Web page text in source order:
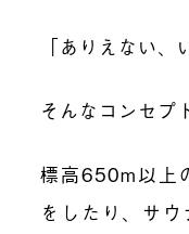
「ありえない、
そんなコンセプ
標高650m以上
をしたり、 サウ